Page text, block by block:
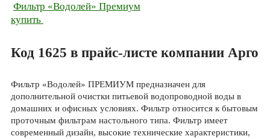
Фильтр «Водолей» Премиум
купить
Код 1625 в прайс-листе компании Арго
Фильтр «Водолей» ПРЕМИУМ предназначен для
дополнительной очистки питьевой водопроводной воды в
домашних и офисных условиях. Фильтр относится к бытовым
проточным фильтрам настольного типа. Фильтр имеет
современный дизайн, высокие технические характеристики,